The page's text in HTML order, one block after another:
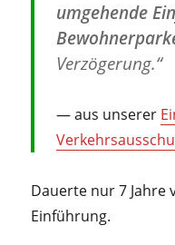
umgehende
Verzögerung.“
aus unserer
Dauerte nur 7 Jahre
Einführung.